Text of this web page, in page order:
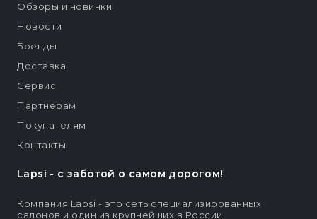
Lapsi - c заботой о самом дорогом!
Компания Lapsi - это сеть специализированных
салонов и один из крупнейших в России
Обзоры и новинки
Новости
Бренды
Доставка
Сервис
Партнерам
Покупателям
Контакты